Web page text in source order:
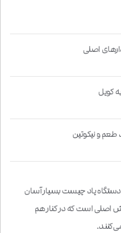
اصلی
کویل
طعم و نیکوتین
پاد چیست بسیار آسان
است که در کنار هم